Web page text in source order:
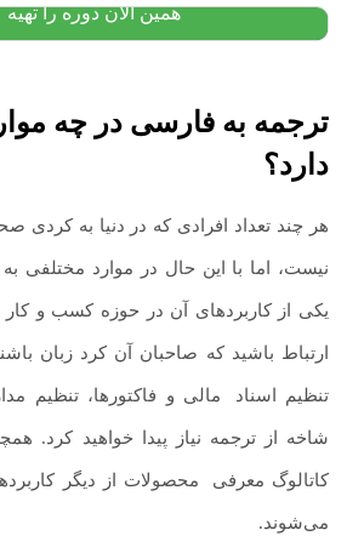
همین الان دوره را تهیه
ترجمه به فارسی در چه
دارد؟
هر چند تعداد افرادی که در دنیا به کردی
نیست، اما با این حال در موارد مختلفی
یکی از کاربردهای آن در حوزه کسب و
ارتباط باشید که صاحبان آن کرد زبان
تنظیم اسناد مالی و فاکتورها، تنظیم
شاخه از ترجمه نیاز پیدا خواهید کرد.
کاتالوگ معرفی محصولات از دیگر
می‌شوند.